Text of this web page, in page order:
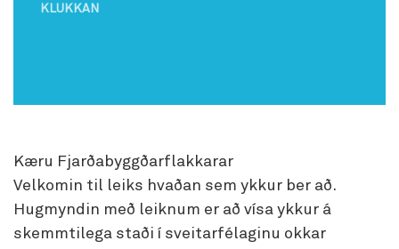
KLUKKAN
Kæru Fjarðabyggðarflakkarar
Velkomin til leiks hvaðan sem ykkur ber að.
Hugmyndin með leiknum er að vísa ykkur á
skemmtilega staði í sveitarfélaginu okkar